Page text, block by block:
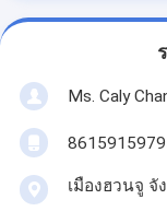
Ms. Caly
เมืองฮวนจู จั